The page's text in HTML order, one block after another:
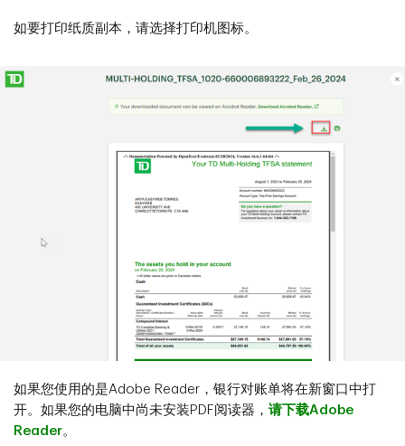
如要打印纸质副本，请选择打印机图标。
如果您使用的是Adobe Reader，银行对账单将在新窗口中打
开。如果您的电脑中尚未安装PDF阅读器， 请下载Adobe
Reader。